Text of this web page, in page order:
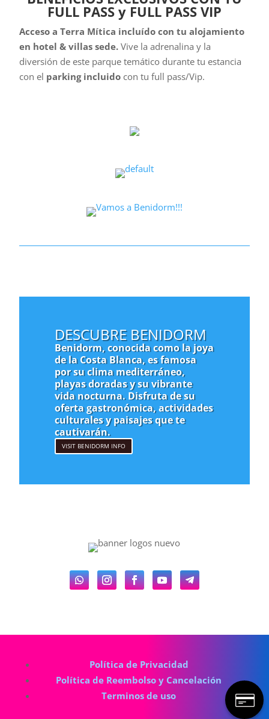
FULL PASS y FULL PASS VIP
Acceso a Terra Mítica incluído con tu alojamiento
en hotel & villas sede.Vive la adrenalina y la
diversión de este parque temático durante tu estancia
con el parking incluido con tu full pass/Vip.
DESCUBRE BENIDORM
Benidorm, conocida como la joya
de la Costa Blanca, es famosa
por su clima mediterráneo,
playas doradas y su vibrante
vida nocturna. Disfruta de su
oferta gastronómica, actividades
culturales y paisajes que te
cautivarán.
VISIT BENIDORM INFO
Política de Privacidad
Política de Reembolso y Cancelación
Terminos de uso